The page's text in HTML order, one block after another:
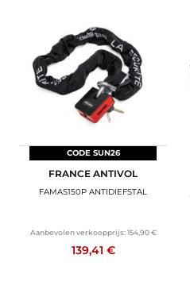
CODE SUN26
FRANCE ANTIVOL
FAMAS150P ANTIDIEFSTAL
Aanbevolen verkoopprijs: 154,90 €
139,41 €